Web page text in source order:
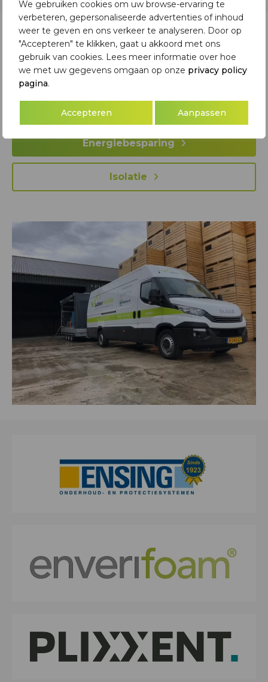
We gebruiken cookies om uw browse-ervaring te
verbeteren, gepersonaliseerde advertenties of inhoud
weer te geven en ons verkeer te analyseren. Door op
"Accepteren" te klikken, gaat u akkoord met ons
gebruik van cookies. Lees meer informatie over hoe
we met uw gegevens omgaan op onze privacy policy
pagina.
Aanpassen
Accepteren
Subsidie isolatie
Bij het laten plaatsen van isolatie in uw woning komen
er een aantal dingen kijken, waaronder subsidie voor
isolatie.
Energiebesparing
Isolatie